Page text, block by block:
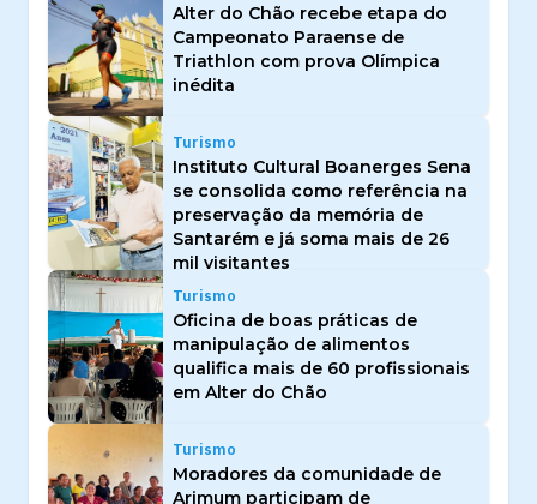
Alter do Chão recebe etapa do
Campeonato Paraense de
Triathlon com prova Olímpica
inédita
Turismo
Instituto Cultural Boanerges Sena
se consolida como referência na
preservação da memória de
Santarém e já soma mais de 26
mil visitantes
Turismo
Oficina de boas práticas de
manipulação de alimentos
qualifica mais de 60 profissionais
em Alter do Chão
Turismo
Moradores da comunidade de
Arimum participam de